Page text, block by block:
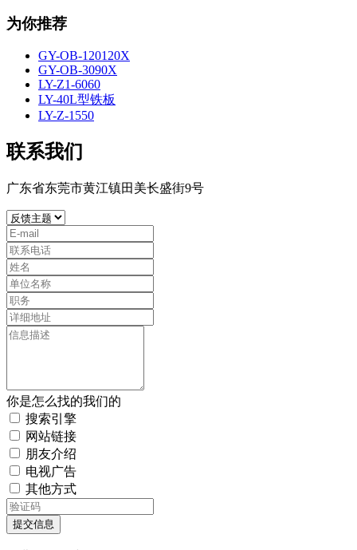
为你推荐
GY-OB-120120X
GY-OB-3090X
LY-Z1-6060
LY-40L型铁板
LY-Z-1550
联系我们
广东省东莞市黄江镇田美长盛街9号
你是怎么找的我们的
搜索引擎
网站链接
朋友介绍
电视广告
其他方式
提交信息